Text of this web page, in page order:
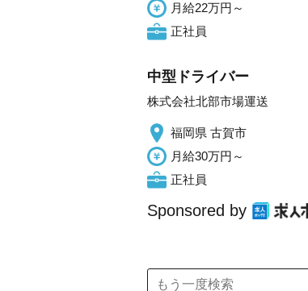
月給22万円～
正社員
中型ドライバー
株式会社北部市場運送
福岡県 古賀市
月給30万円～
正社員
Sponsored by